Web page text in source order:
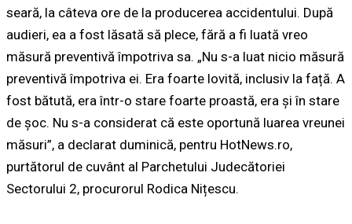
seară, la câteva ore de la producerea accidentului. După
audieri, ea a fost lăsată să plece, fără a fi luată vreo
măsură preventivă împotriva sa. „Nu s-a luat nicio măsură
preventivă împotriva ei. Era foarte lovită, inclusiv la față. A
fost bătută, era într-o stare foarte proastă, era și în stare
de șoc. Nu s-a considerat că este oportună luarea vreunei
măsuri”, a declarat duminică, pentru HotNews.ro,
purtătorul de cuvânt al Parchetului Judecătoriei
Sectorului 2, procurorul Rodica Nițescu.